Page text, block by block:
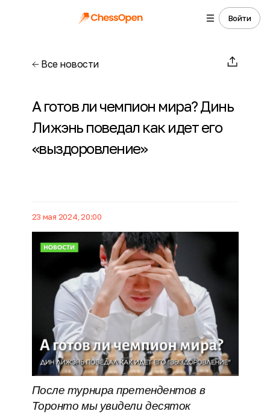
Войти
Все новости
А готов ли чемпион мира? Динь
Лижэнь поведал как идет его
«выздоровление»
23 мая 2024, 20:00
После турнира претендентов в
Торонто мы увидели десяток